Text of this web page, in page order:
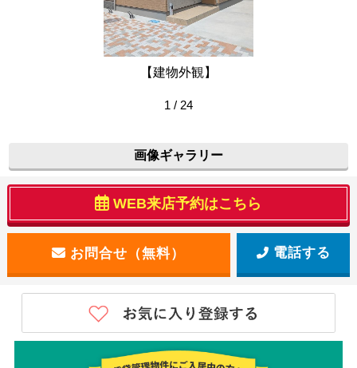
【建物外観】
1 / 24
画像ギャラリー
WEB来店予約はこちら
電話する